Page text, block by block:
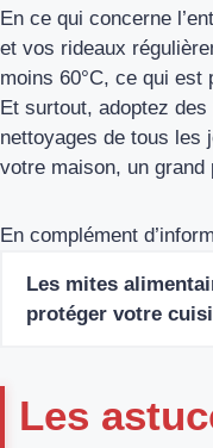
En ce qui concerne
et vos rideaux
moins 60°C, ce qui est
Et surtout, adoptez
nettoyages de tous les
votre maison, un
En complément
Les mites
protéger votre
Les